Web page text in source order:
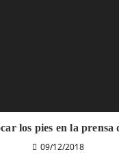
los pies en la prensa
09/12/2018